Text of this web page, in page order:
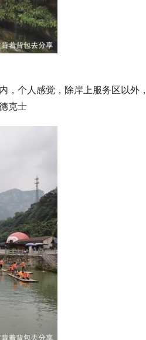
，个人感觉，除岸上服务区以外，
克士